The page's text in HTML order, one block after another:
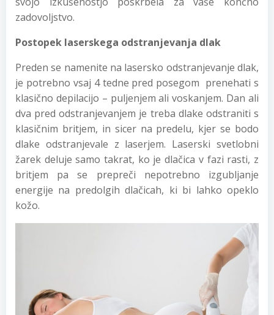
zadovoljstvo.
Postopek laserskega odstranjevanja dlak
Preden se namenite na lasersko odstranjevanje dlak,
je potrebno vsaj 4 tedne pred posegom prenehati s
klasično depilacijo – puljenjem ali voskanjem. Dan ali
dva pred odstranjevanjem je treba dlake odstraniti s
klasičnim britjem, in sicer na predelu, kjer se bodo
dlake odstranjevale z laserjem. Laserski svetlobni
žarek deluje samo takrat, ko je dlačica v fazi rasti, z
britjem pa se prepreči nepotrebno izgubljanje
energije na predolgih dlačicah, ki bi lahko opeklo
kožo.